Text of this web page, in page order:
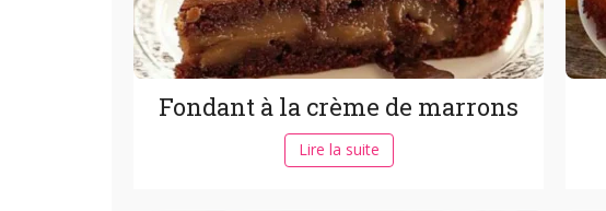
Fondant à la crème de marrons
Lire la suite